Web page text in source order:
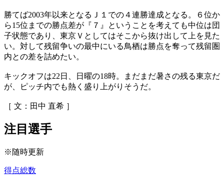
勝てば2003年以来となるＪ１での４連勝達成となる。６位か
ら15位までの勝点差が『７』ということを考えても中位は団
子状態であり、東京Ｖとしてはそこから抜け出して上を見た
い。対して残留争いの最中にいる鳥栖は勝点を奪って残留圏
内との差を詰めたい。
キックオフは22日、日曜の18時。まだまだ暑さの残る東京だ
が、ピッチ内でも熱く盛り上がりそうだ。
［ 文：田中 直希 ］
注目選手
※随時更新
得点総数